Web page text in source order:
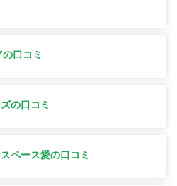
口コミ
の口コミ
ペース愛の口コミ